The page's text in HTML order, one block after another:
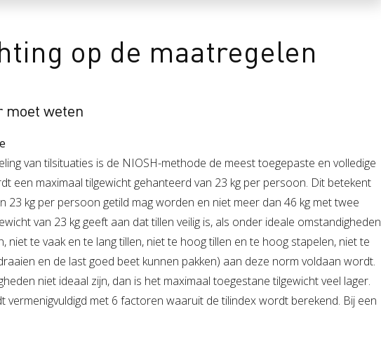
op de maatregelen
moet weten
van tilsituaties is de NIOSH-methode de meest toegepaste en volledige
een maximaal tilgewicht gehanteerd van 23 kg per persoon. Dit betekent
23 kg per persoon getild mag worden en niet meer dan 46 kg met twee
van 23 kg geeft aan dat tillen veilig is, als onder ideale omstandigheden
niet te vaak en te lang tillen, niet te hoog tillen en te hoog stapelen, niet te
en de last goed beet kunnen pakken) aan deze norm voldaan wordt.
niet ideaal zijn, dan is het maximaal toegestane tilgewicht veel lager.
vermenigvuldigd met 6 factoren waaruit de tilindex wordt berekend. Bij een